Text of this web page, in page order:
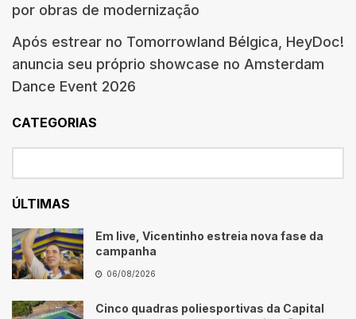
por obras de modernização
Após estrear no Tomorrowland Bélgica, HeyDoc!
anuncia seu próprio showcase no Amsterdam
Dance Event 2026
CATEGORIAS
ÚLTIMAS
Em live, Vicentinho estreia nova fase da
campanha
06/08/2026
Cinco quadras poliesportivas da Capital